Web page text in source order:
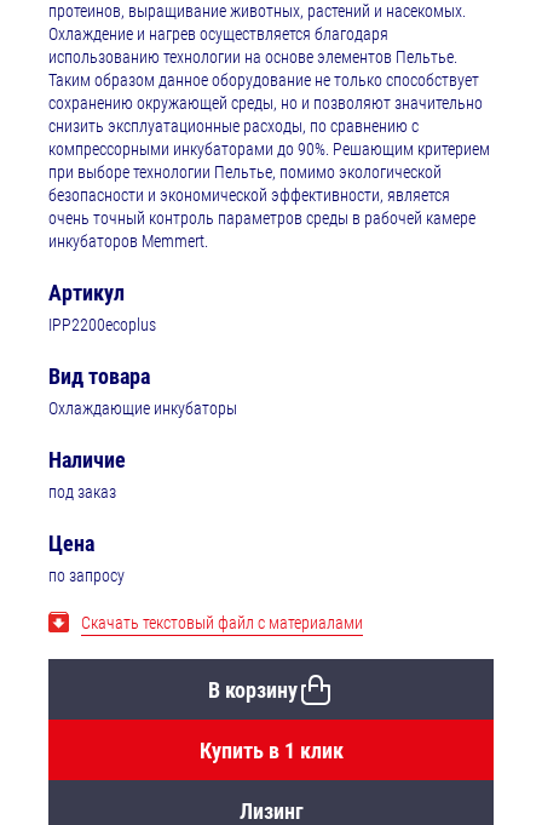
протеинов, выращивание животных, растений и насекомых.
Охлаждение и нагрев осуществляется благодаря
использованию технологии на основе элементов Пельтье.
Таким образом данное оборудование не только способствует
сохранению окружающей среды, но и позволяют значительно
снизить эксплуатационные расходы, по сравнению с
компрессорными инкубаторами до 90%. Решающим критерием
при выборе технологии Пельтье, помимо экологической
безопасности и экономической эффективности, является
очень точный контроль параметров среды в рабочей камере
инкубаторов Memmert.
Артикул
IPP2200ecoplus
Вид товара
Охлаждающие инкубаторы
Наличие
под заказ
Цена
по запросу
Скачать текстовый файл с материалами
В корзину
Купить в 1 клик
Лизинг